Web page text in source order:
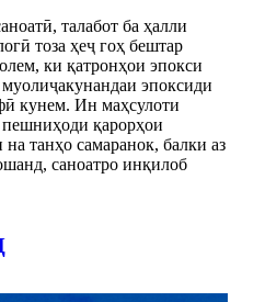
талабот ба ҳалли
тоза ҳеҷ гоҳ бештар
ки қатронҳои эпокси
муолиҷакунандаи эпоксиди
кунем. Ин маҳсулоти
пешниҳоди қарорҳои
танҳо самаранок, балки аз
саноатро инқилоб